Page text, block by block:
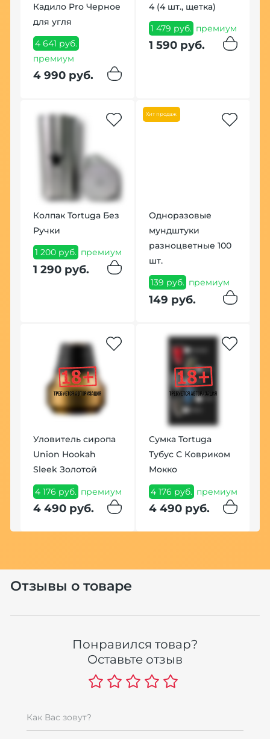
Кадило Pro Черное
для угля
4 641 руб.
премиум
4 990 руб.
4 (4 шт., щетка)
1 479 руб. премиум
1 590 руб.
Колпак Tortuga Без
Ручки
1 200 руб. премиум
1 290 руб.
Хит продаж
Одноразовые
мундштуки
разноцветные 100
шт.
139 руб. премиум
149 руб.
Уловитель сиропа
Union Hookah
Sleek Золотой
4 176 руб. премиум
4 490 руб.
Сумка Tortuga
Тубус С Ковриком
Мокко
4 176 руб. премиум
4 490 руб.
Отзывы о товаре
Понравился товар?
Оставьте отзыв
Как Вас зовут?